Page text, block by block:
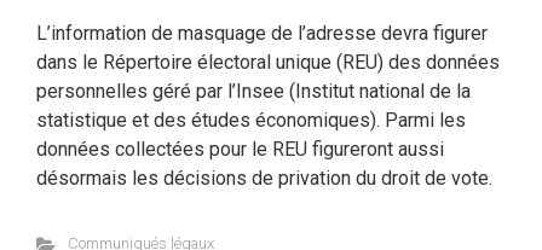
L’information de masquage de l’adresse devra figurer
dans le Répertoire électoral unique (REU) des données
personnelles géré par l’Insee (Institut national de la
statistique et des études économiques). Parmi les
données collectées pour le REU figureront aussi
désormais les décisions de privation du droit de vote.
Communiqués légaux